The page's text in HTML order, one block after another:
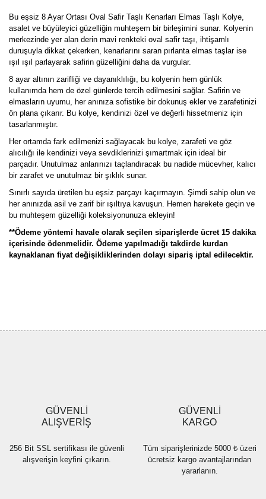
Bu eşsiz 8 Ayar Ortası Oval Safir Taşlı Kenarları Elmas Taşlı Kolye,
asalet ve büyüleyici güzelliğin muhteşem bir birleşimini sunar. Kolyenin
merkezinde yer alan derin mavi renkteki oval safir taşı, ihtişamlı
duruşuyla dikkat çekerken, kenarlarını saran pırlanta elmas taşlar ise
ışıl ışıl parlayarak safirin güzelliğini daha da vurgular.
8 ayar altının zarifliği ve dayanıklılığı, bu kolyenin hem günlük
kullanımda hem de özel günlerde tercih edilmesini sağlar. Safirin ve
elmasların uyumu, her anınıza sofistike bir dokunuş ekler ve zarafetinizi
ön plana çıkarır. Bu kolye, kendinizi özel ve değerli hissetmeniz için
tasarlanmıştır.
Her ortamda fark edilmenizi sağlayacak bu kolye, zarafeti ve göz
alıcılığı ile kendinizi veya sevdiklerinizi şımartmak için ideal bir
parçadır. Unutulmaz anlarınızı taçlandıracak bu nadide mücevher, kalıcı
bir zarafet ve unutulmaz bir şıklık sunar.
Sınırlı sayıda üretilen bu eşsiz parçayı kaçırmayın. Şimdi sahip olun ve
her anınızda asil ve zarif bir ışıltıya kavuşun. Hemen harekete geçin ve
bu muhteşem güzelliği koleksiyonunuza ekleyin!
**Ödeme yöntemi havale olarak seçilen siparişlerde ücret 15 dakika
içerisinde ödenmelidir. Ödeme yapılmadığı takdirde kurdan
kaynaklanan fiyat değişikliklerinden dolayı sipariş iptal edilecektir.
Ürün fiyatı diğer sitelerden daha pahalı.
Bu ürüne benzer farklı alternatifler olmalı.
GÜVENLİ
ALIŞVERİŞ
256 Bit SSL sertifikası ile güvenli
alışverişin keyfini çıkarın.
GÜVENLİ
KARGO
Tüm siparişlerinizde 5000 ₺ üzeri
ücretsiz kargo avantajlarından
yararlanın.